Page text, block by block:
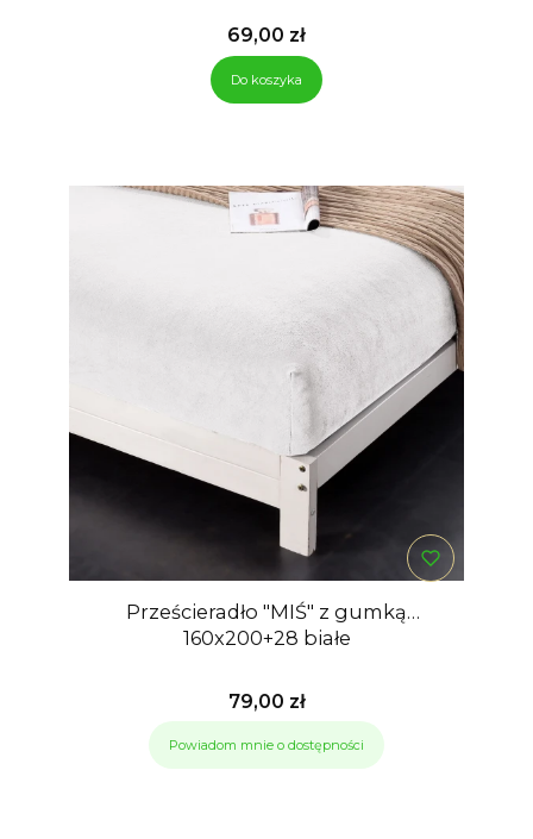
Cena
69,00 zł
Do koszyka
Prześcieradło "MIŚ" z gumką
160x200+28 białe
Cena
79,00 zł
Powiadom mnie o dostępności